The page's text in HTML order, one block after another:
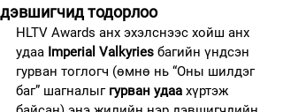
дэвшигчид тодорлоо
HLTV Awards анх эхэлснээс хойш анх
удаа Imperial Valkyries багийн үндсэн
гурван тоглогч (өмнө нь “Оны шилдэг
баг” шагналыг гурван удаа хүртэж